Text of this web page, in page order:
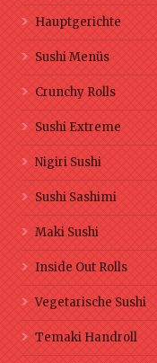
Hauptgerichte
Sushi Menüs
Crunchy Rolls
Sushi Extreme
Nigiri Sushi
Sushi Sashimi
Maki Sushi
Inside Out Rolls
Vegetarische Sushi
Temaki Handroll